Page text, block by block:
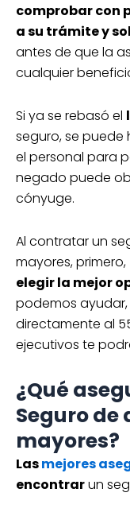
comprobar con
a su trámite y
antes de que la
cualquier
Si ya se rebasó el
seguro, se
el personal para
negado puede
cónyuge.
Al contratar un
mayores, primero,
elegir la mejor
podemos
directamente al
ejecutivos te
¿Qué
Seguro
mayores?
Lasmejores
encontrarun